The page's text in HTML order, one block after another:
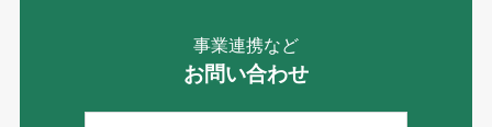
事業連携など
お問い合わせ